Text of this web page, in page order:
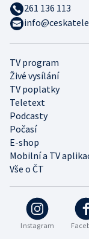
Instagram
TV program
Živé vysílání
TV poplatky
Teletext
Podcasty
Počasí
E-shop
Mobilní a TV
Vše o ČT
261 136 113